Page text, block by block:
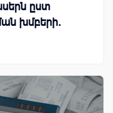
ըստ
խմբերի.